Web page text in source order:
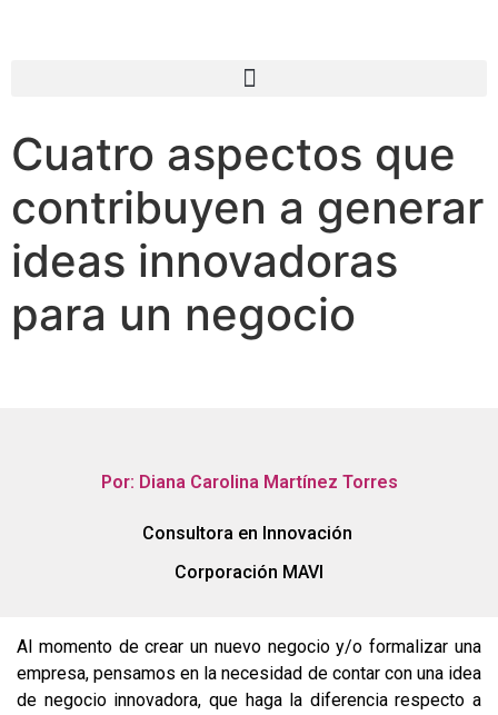
Cuatro aspectos que
contribuyen a generar
ideas innovadoras
para un negocio
Por: Diana Carolina Martínez Torres
Consultora en Innovación
Corporación MAVI
Al momento de crear un nuevo negocio y/o formalizar una
empresa, pensamos en la necesidad de contar con una idea
de negocio innovadora, que haga la diferencia respecto a